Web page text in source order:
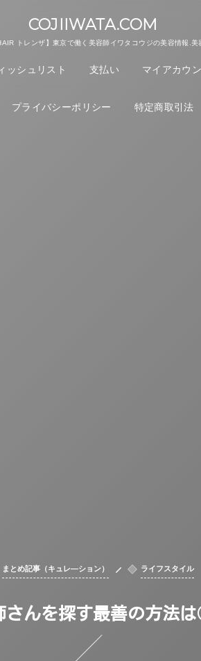
COJIIWATA.COM
トレンザ】東京で働く美容師イワタコウジの美容情報.美
ッシュリスト 支払い マイアカウ
プライバシーポリシー 特定商取引法
まとめ記事（キュレ―ション） ライフスタイル
さんを探す最善の方法